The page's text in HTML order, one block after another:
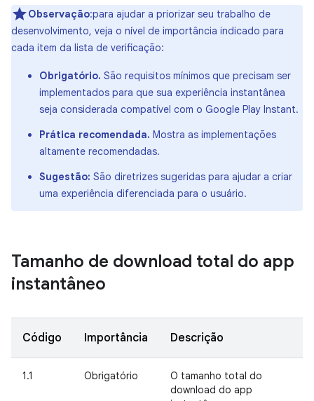
Observação:para ajudar a priorizar seu trabalho de
desenvolvimento, veja o nível de importância indicado para
cada item da lista de verificação:
Obrigatório. São requisitos mínimos que precisam ser
implementados para que sua experiência instantânea
seja considerada compatível com o Google Play Instant.
Prática recomendada. Mostra as implementações
altamente recomendadas.
Sugestão: São diretrizes sugeridas para ajudar a criar
uma experiência diferenciada para o usuário.
Tamanho de download total do app
instantâneo
Código Importância Descrição
1.1 Obrigatório
O tamanho total do
download do app